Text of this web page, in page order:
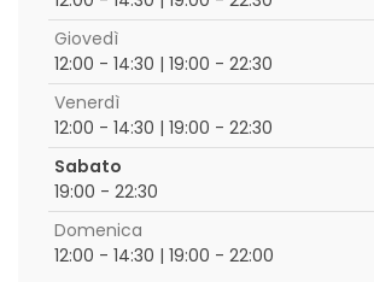
Giovedì
12:00 - 14:30 | 19:00 - 22:30
Venerdì
12:00 - 14:30 | 19:00 - 22:30
Sabato
19:00 - 22:30
Domenica
12:00 - 14:30 | 19:00 - 22:00